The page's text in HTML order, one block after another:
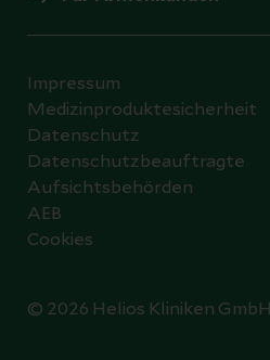
© 2026 Helios Kliniken GmbH
Impressum
Medizinproduktesicherheit
Datenschutz
Datenschutzbeauftragte
Aufsichtsbehörden
AEB
Cookies